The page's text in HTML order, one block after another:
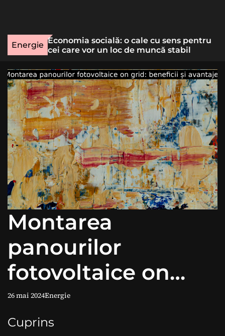
Energie
rară
Economia socială: o cale cu sens pentru
cei care vor un loc de muncă stabil
Montarea
panourilor
fotovoltaice on
grid: beneficii și
avantaje.
26 mai 2024Energie
Cuprins